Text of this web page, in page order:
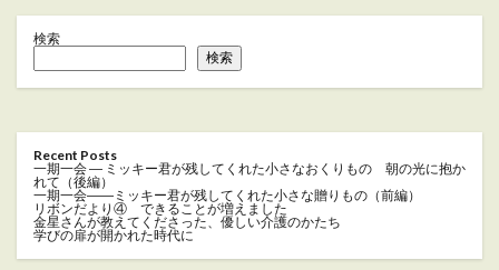
検索
検索
Recent Posts
一期一会 ― ミッキー君が残してくれた小さなおくりもの 朝の光に抱か
れて（後編）
一期一会――ミッキー君が残してくれた小さな贈りもの（前編）
リボンだより④ できることが増えました
金星さんが教えてくださった、優しい介護のかたち
学びの扉が開かれた時代に